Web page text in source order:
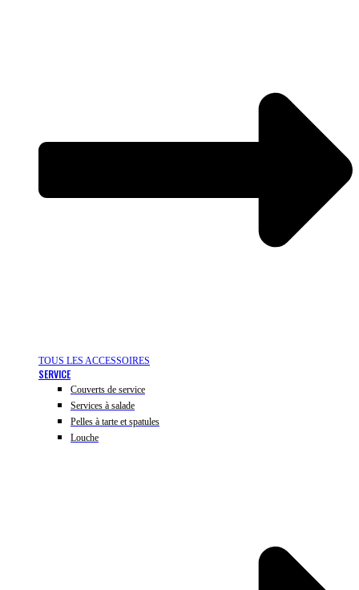
TOUS LES ACCESSOIRES
SERVICE
Couverts de service
Services à salade
Pelles à tarte et spatules
Louche